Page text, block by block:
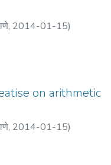
, 2014-01-15)
on arithmetic
, 2014-01-15)